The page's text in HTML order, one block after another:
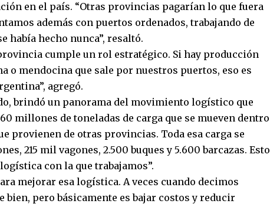
en el país. “Otras provincias pagarían lo que fuera
además con puertos ordenados, trabajando de
había hecho nunca”, resaltó.
cumple un rol estratégico. Si hay producción
o mendocina que sale por nuestros puertos, eso es
agregó.
brindó un panorama del movimiento logístico que
millones de toneladas de carga que se mueven dentro
provienen de otras provincias. Toda esa carga se
215 mil vagones, 2.500 buques y 5.600 barcazas. Esto
con la que trabajamos”.
mejorar esa logística. A veces cuando decimos
bien, pero básicamente es bajar costos y reducir